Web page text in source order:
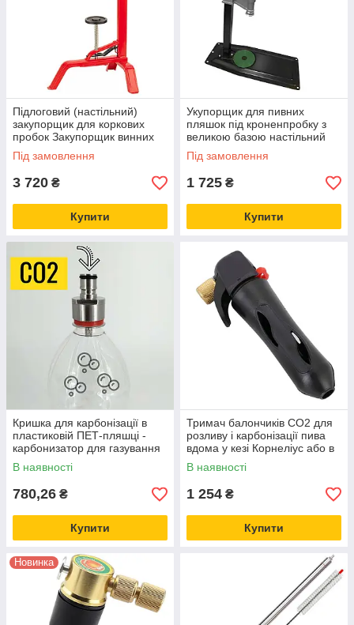
Підлоговий (настільний)
закупорщик для коркових
пробок Закупорщик винних
пляшок сталевий
Під замовлення
3 720 ₴
Купити
Укупорщик для пивних
пляшок під кроненпробку з
великою базою настільний
Під замовлення
1 725 ₴
Купити
Кришка для карбонізації в
пластиковій ПЕТ-пляшці -
карбонизатор для газування
майже як iSi Twist-n Sparkle
В наявності
780,26 ₴
Купити
Тримач балончиків CO2 для
розливу і карбонізації пива
вдома у кезі Корнеліус або в
ПЕТ-пляшці
В наявності
1 254 ₴
Купити
Новинка